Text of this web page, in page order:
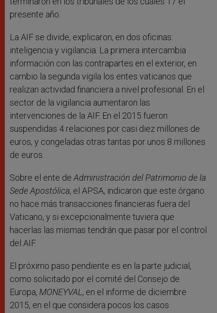
presente año.
La AIF se divide, explicaron, en dos oficinas:
inteligencia y vigilancia. La primera intercambia
información con las contrapartes en el exterior, en
cambio la segunda vigila los entes vaticanos que
realizan actividad financiera a nivel profesional. En el
sector de la vigilancia aumentaron las
intervenciones de la AIF. En el 2015 fueron
suspendidas 4 relaciones por casi diez millones de
euros, y congeladas otras tantas por unos 8 millones
de euros.
Sobre el ente deAdministración del Patrimonio de la
Sede Apostólica, el APSA, indicaron que este órgano
no hace más transacciones financieras fuera del
Vaticano, y si excepcionalmente tuviera que
hacerlas las mismas tendrán que pasar por el control
del AIF.
El próximo paso pendiente es en la parte judicial,
como solicitado por el comité del Consejo de
Europa, MONEYVAL, en el informe de diciembre
2015, en el que considera pocos los casos